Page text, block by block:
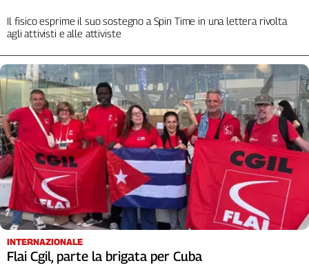
Diffusa
InFlai
Le
trasmissioni
tv
Work
in
Progress
L'Italia
nel
Lavoro
Territori
Abruzzo-
Molise
Il fisico esprime il suo sostegno a Spin Time in una lettera rivolta
agli attivisti e alle attiviste
INTERNAZIONALE
Flai Cgil, parte la brigata per Cuba